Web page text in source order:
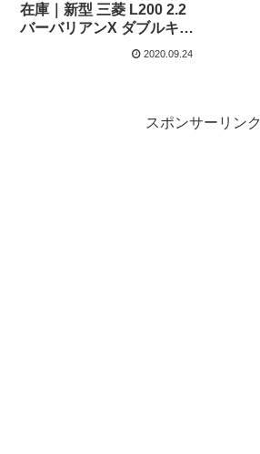
在庫｜新型 三菱 L200 2.2
バーバリアンX ダブルキャ
ブ 6AT 4WD 右ハンドル
2020.09.24
スポンサーリンク